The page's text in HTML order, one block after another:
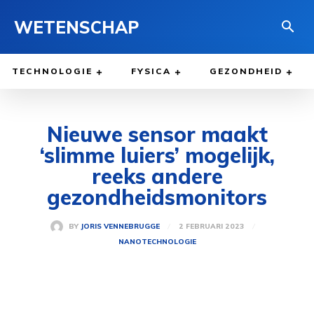
WETENSCHAP
TECHNOLOGIE FYSICA GEZONDHEID
Nieuwe sensor maakt
‘slimme luiers’ mogelijk,
reeks andere
gezondheidsmonitors
BY JORIS VENNEBRUGGE
2 FEBRUARI 2023
NANOTECHNOLOGIE